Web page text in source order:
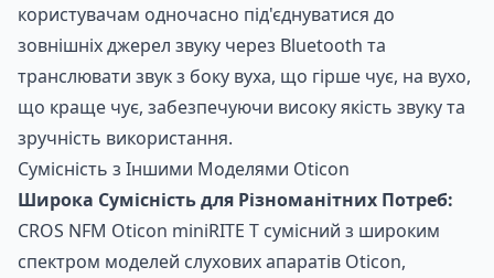
користувачам одночасно під'єднуватися до
зовнішніх джерел звуку через Bluetooth та
транслювати звук з боку вуха, що гірше чує, на вухо,
що краще чує, забезпечуючи високу якість звуку та
зручність використання.
Сумісність з Іншими Моделями Oticon
Широка Сумісність для Різноманітних Потреб:
CROS NFM Oticon miniRITE T сумісний з широким
спектром моделей слухових апаратів Oticon,